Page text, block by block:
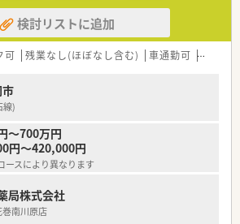
検討リストに追加
可 残業なし(ほぼなし含む) 車通勤可 高給与
線)
～700万円
円～420,000円
スにより異なります
局株式会社
南川原店